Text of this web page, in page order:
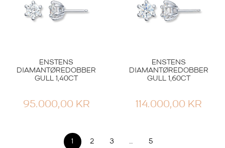
ENSTENS
DIAMANTØREDOBBER
GULL 1,40CT
95.000,00 KR
ENSTENS
DIAMANTØREDOBBER
GULL 1,60CT
114.000,00 KR
1 2 3 … 5